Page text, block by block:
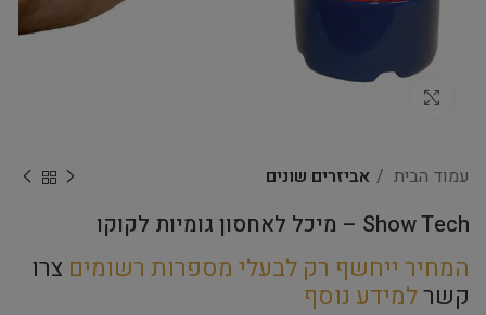
עמוד הבית אביזרים שונים
Show Tech – מיכל לאחסון גומיות לקוקו
המחיר ייחשף רק לבעלי מספרות רשומים צרו
קשרלמידע נוסף